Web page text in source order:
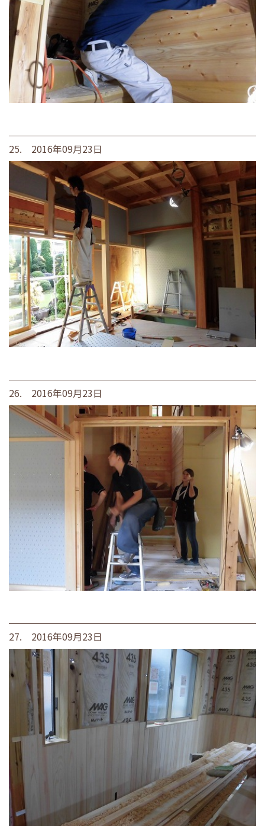
25. 2016年09月23日
26. 2016年09月23日
27. 2016年09月23日